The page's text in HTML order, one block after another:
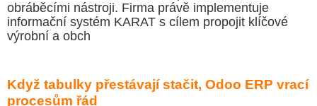
obráběcími nástroji. Firma právě implementuje
informační systém KARAT s cílem propojit klíčové
výrobní a obch
Když tabulky přestávají stačit, Odoo ERP vrací
procesům řád